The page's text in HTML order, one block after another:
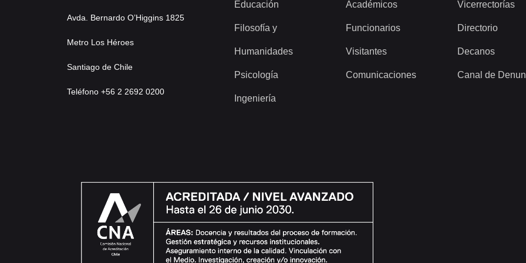
Avda. Bernardo O’Higgins 1825
Metro Los Héroes
Santiago de Chile
Teléfono +56 2 2692 0200
Educación
Filosofía y
Humanidades
Psicología
Ingeniería
Académicos
Funcionarios
Visitantes
Comunicaciones
Vicerrectorías
Directorio
Decanos
Canal de